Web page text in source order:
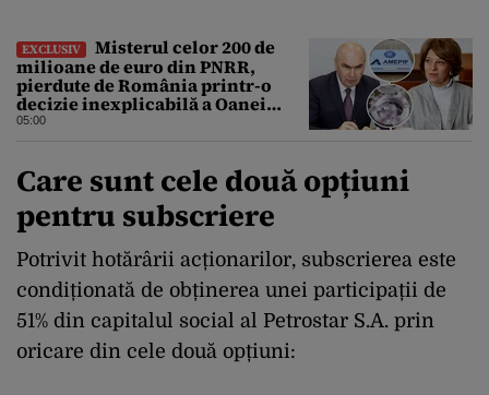
EXCLUSIV
Misterul celor 200 de
milioane de euro din PNRR,
pierdute de România printr-o
decizie inexplicabilă a Oanei
Gheorghiu. Ultima hotărâre de
05:00
Care sunt cele două opțiuni
pentru subscriere
Potrivit hotărârii acționarilor, subscrierea este
condiționată de obținerea unei participații de
51% din capitalul social al Petrostar S.A. prin
oricare din cele două opțiuni: